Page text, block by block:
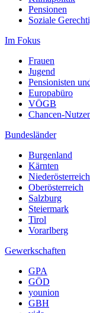
Pensionen
Soziale
Im Fokus
Frauen
Jugend
Pensionisten
Europabüro
VÖGB
Chancen-
Bundesländer
Burgenland
Kärnten
Niederösterreich
Oberösterreich
Salzburg
Steiermark
Tirol
Vorarlberg
Gewerkschaften
GPA
GÖD
younion
GBH